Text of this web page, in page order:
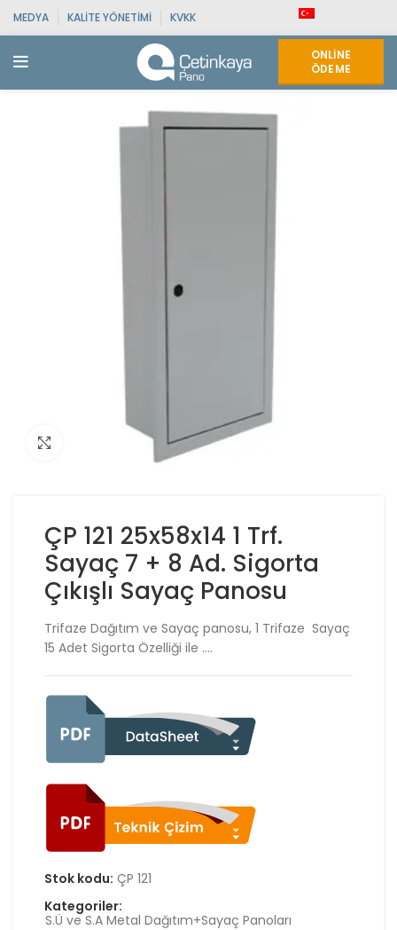
MEDYA KALITE YÖNETIMI KVKK
ONLINE
ÖDEME
Click to enlarge
ÇP 121 25x58x14 1 Trf.
Sayaç 7 + 8 Ad. Sigorta
Çıkışlı Sayaç Panosu
Trifaze Dağıtım ve Sayaç panosu, 1 Trifaze Sayaç
15 Adet Sigorta Özelliği ile ….
Stok kodu: ÇP 121
Kategoriler:
S.Ü ve S.A Metal Dağıtım+Sayaç Panoları